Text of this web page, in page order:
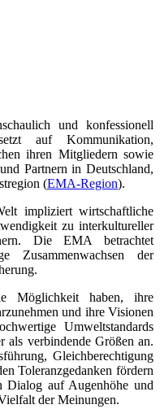
und konfessionell
auf Kommunikation,
ihren Mitgliedern sowie
Partnern in Deutschland,
(EMA-Region).
impliziert wirtschaftliche
zu interkultureller
Die EMA betrachtet
der
Möglichkeit haben, ihre
und ihre Visionen
Umweltstandards
als verbindende Größen an.
Gleichberechtigung
Toleranzgedanken fördern
Dialog auf Augenhöhe und
der Meinungen.